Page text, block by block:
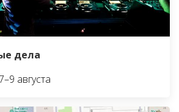
дела
августа